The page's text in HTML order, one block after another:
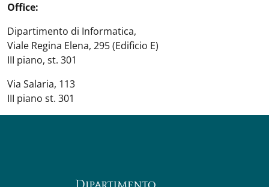
Office:
Dipartimento di Informatica,
Viale Regina Elena, 295 (Edificio E)
III piano, st. 301
Via Salaria, 113
III piano st. 301